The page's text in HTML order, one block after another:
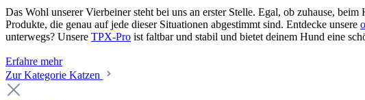
Das Wohl unserer Vierbeiner steht bei uns an erster Stelle. Egal, ob zuhause,
Produkte, die genau auf jede dieser Situationen abgestimmt sind. Entdecke unsere
unterwegs? Unsere TPX-Pro ist faltbar und stabil und bietet deinem Hund eine
Erfahre mehr
Zur Kategorie Katzen